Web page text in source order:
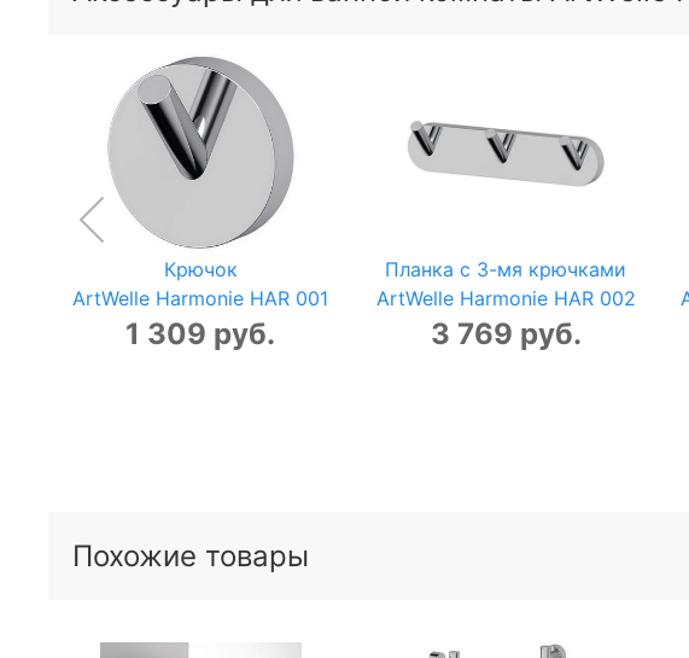
Крючок
ArtWelle Harmonie HAR 001
1 309 руб.
Планка с 3-мя крючками
ArtWelle Harmonie HAR 002
3 769 руб.
Похожие товары